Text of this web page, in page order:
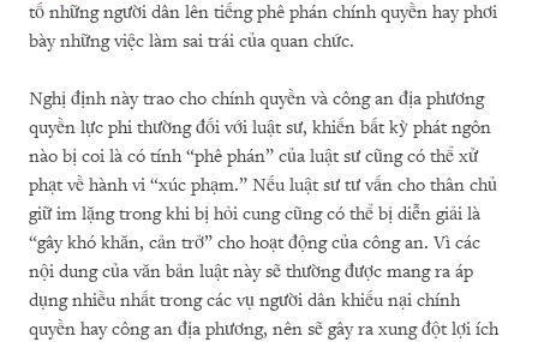
tố những người dân lên tiếng phê phán chính quyền hay phơi
bày những việc làm sai trái của quan chức.
Nghị định này trao cho chính quyền và công an địa phương
quyền lực phi thường đối với luật sư, khiến bất kỳ phát ngôn
nào bị coi là có tính “phê phán” của luật sư cũng có thể xử
phạt về hành vi “xúc phạm.” Nếu luật sư tư vấn cho thân chủ
giữ im lặng trong khi bị hỏi cung cũng có thể bị diễn giải là
“gây khó khăn, cản trở” cho hoạt động của công an. Vì các
nội dung của văn bản luật này sẽ thường được mang ra áp
dụng nhiều nhất trong các vụ người dân khiếu nại chính
quyền hay công an địa phương, nên sẽ gây ra xung đột lợi ích